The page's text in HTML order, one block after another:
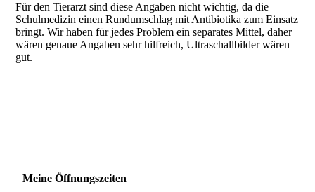
Für den Tierarzt sind diese Angaben nicht wichtig, da die
Schulmedizin einen Rundumschlag mit Antibiotika zum Einsatz
bringt. Wir haben für jedes Problem ein separates Mittel, daher
wären genaue Angaben sehr hilfreich, Ultraschallbilder wären
gut.
Meine Öffnungszeiten